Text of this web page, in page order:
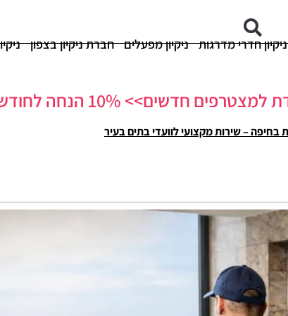
ניקיון חדרי מדרגות ניקיון מפעלים חברת ניקיון בצפון
חדשים>> 10% הנחה לחודש ראשון!
בחיפה – שירות מקצועי לוועדי בתים בעיר